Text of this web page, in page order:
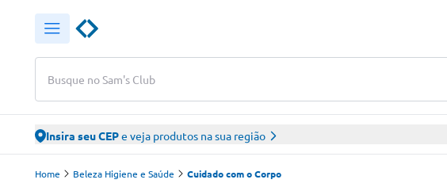
Busque no Sam's Club
Insira seu CEPe veja produtos na sua região
Home Beleza Higiene e Saúde Cuidado com o Corpo